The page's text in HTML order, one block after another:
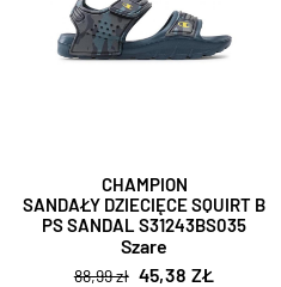
CHAMPION
SANDAŁY DZIECIĘCE SQUIRT B
PS SANDAL S31243BS035
Szare
88,99 zł 45,38 ZŁ